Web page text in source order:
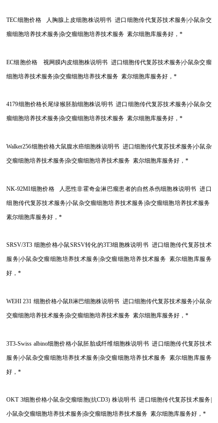
TEC细胞价格 人胸腺上皮细胞株说明书 进口细胞传代复苏技术服务|小鼠杂交
瘤细胞培养技术服务|杂交瘤细胞培养技术服务 素尔细胞库服务好，*
EC细胞价格 视网膜内皮细胞株说明书 进口细胞传代复苏技术服务|小鼠杂交瘤
细胞培养技术服务|杂交瘤细胞培养技术服务 素尔细胞库服务好，*
4179细胞价格长尾绿猴胚胎细胞株说明书 进口细胞传代复苏技术服务|小鼠杂交
瘤细胞培养技术服务|杂交瘤细胞培养技术服务 素尔细胞库服务好，*
Walker256细胞价格大鼠腹水癌细胞株说明书 进口细胞传代复苏技术服务|小鼠杂
交瘤细胞培养技术服务|杂交瘤细胞培养技术服务 素尔细胞库服务好，*
NK-92MI细胞价格 人恶性非霍奇金淋巴瘤患者的自然杀伤细胞株说明书 进口
细胞传代复苏技术服务|小鼠杂交瘤细胞培养技术服务|杂交瘤细胞培养技术服务
素尔细胞库服务好，*
SRSV/3T3 细胞价格小鼠SRSV转化的3T3细胞株说明书 进口细胞传代复苏技术
服务|小鼠杂交瘤细胞培养技术服务|杂交瘤细胞培养技术服务 素尔细胞库服务
好，*
WEHI 231 细胞价格小鼠B淋巴细胞株说明书 进口细胞传代复苏技术服务|小鼠杂
交瘤细胞培养技术服务|杂交瘤细胞培养技术服务 素尔细胞库服务好，*
3T3-Swiss albino细胞价格小鼠胚胎成纤维细胞株说明书 进口细胞传代复苏技术
服务|小鼠杂交瘤细胞培养技术服务|杂交瘤细胞培养技术服务 素尔细胞库服务
好，*
OKT 3细胞价格小鼠杂交瘤细胞(抗CD3) 株说明书 进口细胞传代复苏技术服务|
小鼠杂交瘤细胞培养技术服务|杂交瘤细胞培养技术服务 素尔细胞库服务好，*